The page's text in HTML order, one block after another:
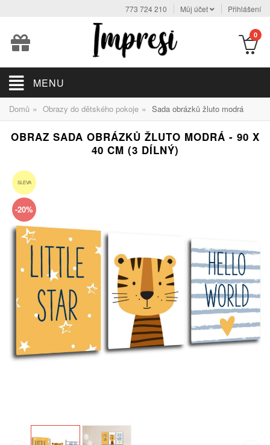
773 724 210 Můj účet Přihlášení
0
MENU
Domů » Obrazy do dětského pokoje » Sada obrázků žluto modrá
OBRAZ SADA OBRÁZKŮ ŽLUTO MODRÁ - 90 X
40 CM (3 DÍLNÝ)
SLEVA
-20%